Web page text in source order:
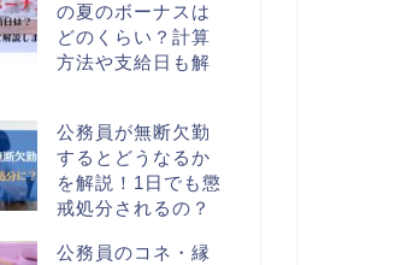
の夏のボーナスは
どのくらい？計算
方法や支給日も解
公務員が無断欠勤
するとどうなるか
を解説！1日でも懲
戒処分されるの？
公務員のコネ・縁